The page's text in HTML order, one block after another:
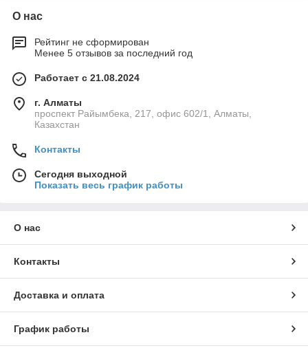
О нас
Рейтинг не сформирован
Менее 5 отзывов за последний год
Работает с 21.08.2024
г. Алматы
проспект Райымбека, 217, офис 602/1, Алматы,
Казахстан
Контакты
Сегодня выходной
Показать весь график работы
О нас
Контакты
Доставка и оплата
График работы